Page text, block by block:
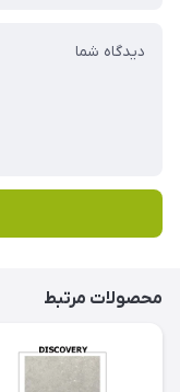
محصولات مرتبط